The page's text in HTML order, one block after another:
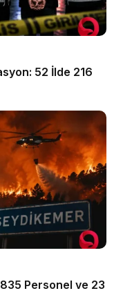
52 İlde 216
835 Personel ve 23